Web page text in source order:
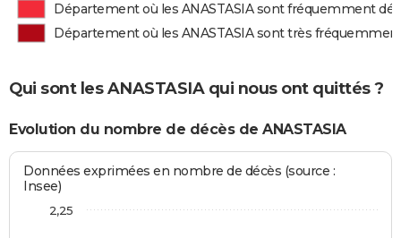
Département où les ANASTASIA sont fréquemment
Département où les ANASTASIA sont très
Qui sont les ANASTASIA qui nous ont quittés ?
Evolution du nombre de décès de ANASTASIA
Données exprimées en nombre de décès (source :
Insee)
2,25